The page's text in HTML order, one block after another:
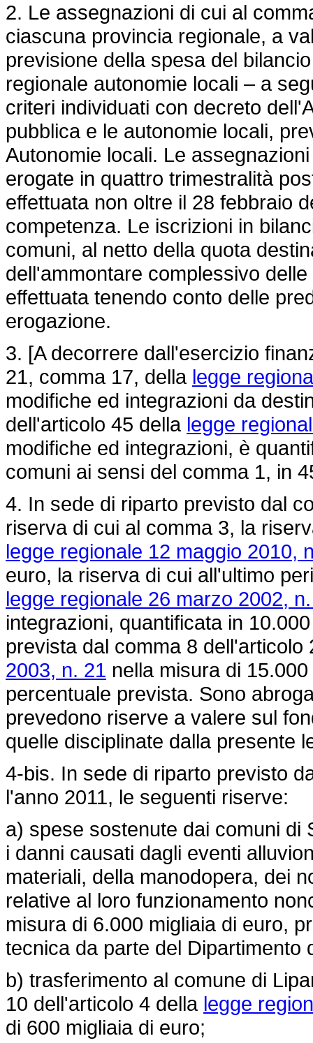
2. Le assegnazioni di cui al
ciascuna provincia regionale, a
previsione della spesa del
regionale autonomie locali – a
criteri individuati con decreto
pubblica e le autonomie locali,
Autonomie locali. Le
erogate in quattro trimestralità
effettuata non oltre il 28 febbraio
competenza. Le iscrizioni in
comuni, al netto della quota
dell'ammontare complessivo
effettuata tenendo conto delle
erogazione.
3. [A decorrere dall'esercizio
21, comma 17, della legge
modifiche ed integrazioni da
dell'articolo 45 della legge
modifiche ed integrazioni, è
comuni ai sensi del comma 1, in
4. In sede di riparto previsto dal
riserva di cui al comma 3, la
legge regionale 12 maggio 2010,
euro, la riserva di cui all'ultimo
legge regionale 26 marzo 2002,
integrazioni, quantificata in
prevista dal comma 8
2003, n. 21 nella misura di
percentuale prevista. Sono
prevedono riserve a valere sul
quelle disciplinate dalla presente
4-bis. In sede di riparto previsto
l'anno 2011, le seguenti riserve:
a) spese sostenute dai comuni di
i danni causati dagli eventi
materiali, della manodopera, dei
relative al loro funzionamento
misura di 6.000 migliaia di euro,
tecnica da parte del Dipartimento
b) trasferimento al comune di
10 dell'articolo 4 della legge
di 600 migliaia di euro;